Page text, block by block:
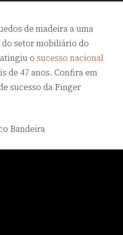
de madeira a uma
do setor mobiliário do
o sucesso nacional
de 47 anos. Confira em
sucesso da Finger
Bandeira